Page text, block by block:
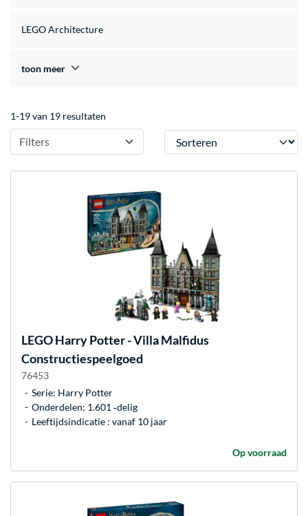
LEGO Architecture
toon meer
1-19 van 19 resultaten
Filters Sorteren
LEGOHarry Potter - Villa Malfidus
Constructiespeelgoed
76453
Serie: Harry Potter
Onderdelen: 1.601 ‐delig
Leeftijdsindicatie : vanaf 10 jaar
Op voorraad